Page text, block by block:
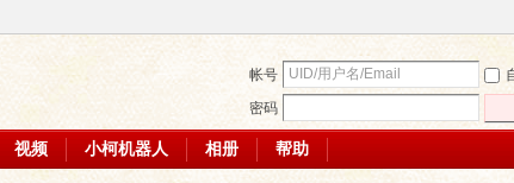
帐号
密码
视频 小柯机器人 相册 帮助